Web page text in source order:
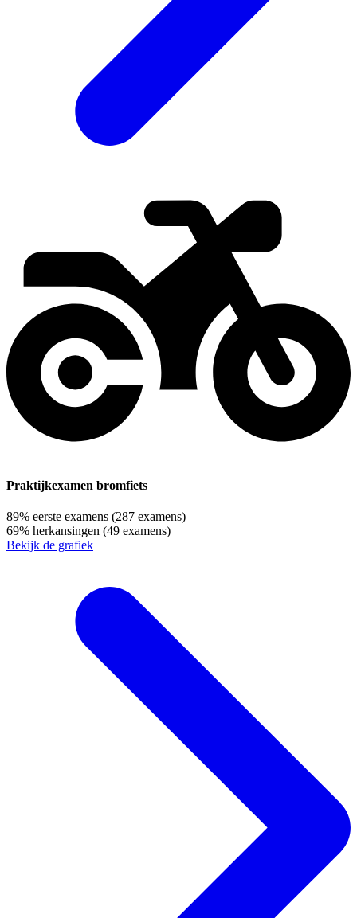
Praktijkexamen bromfiets
89% eerste examens (287 examens)
69% herkansingen (49 examens)
Bekijk de grafiek